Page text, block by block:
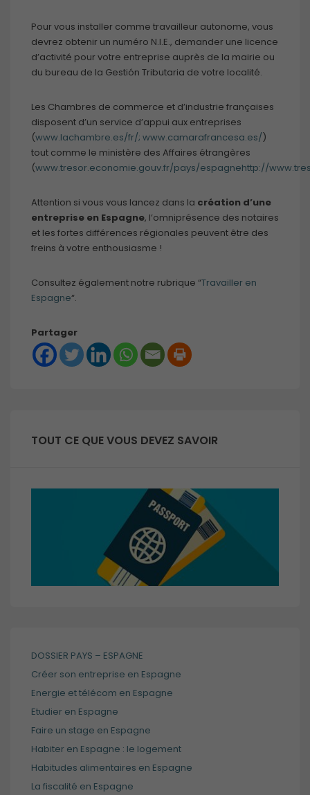
Pour vous installer comme travailleur autonome, vous
devrez obtenir un numéro N.I.E., demander une licence
d’activité pour votre entreprise auprès de la mairie ou
du bureau de la Gestión Tributaria de votre localité.
Les Chambres de commerce et d’industrie françaises
disposent d’un service d’appui aux entreprises
(www.lachambre.es/fr/; www.camarafrancesa.es/)
tout comme le ministère des Affaires étrangères
(www.tresor.economie.gouv.fr/pays/espagnehttp://
Attention si vous vous lancez dans la création d’une
entreprise en Espagne, l’omniprésence des notaires
et les fortes différences régionales peuvent être des
freins à votre enthousiasme !
Consultez également notre rubrique “Travailler en
Espagne“.
Partager
TOUT CE QUE VOUS DEVEZ SAVOIR
DOSSIER PAYS – ESPAGNE
Créer son entreprise en Espagne
Energie et télécom en Espagne
Etudier en Espagne
Faire un stage en Espagne
Habiter en Espagne : le logement
Habitudes alimentaires en Espagne
La fiscalité en Espagne